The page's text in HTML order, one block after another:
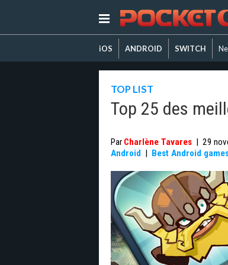
iOS ANDROID SWITCH
TOP LIST
Top 25 des
Par Charlène Tavares | 29
Android | Best Android